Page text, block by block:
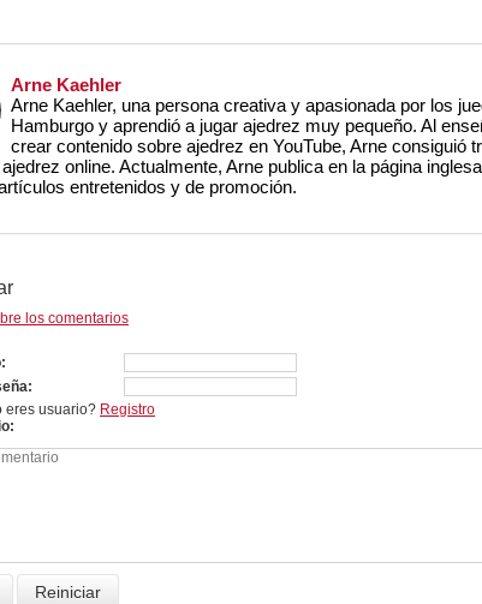
Arne Kaehler
Arne Kaehler, una persona creativa y apasionada por los
Hamburgo y aprendió a jugar ajedrez muy pequeño. Al
crear contenido sobre ajedrez en YouTube, Arne consiguió
online. Actualmente, Arne publica en la página
entretenidos y de promoción.
los comentarios
eres usuario? Registro